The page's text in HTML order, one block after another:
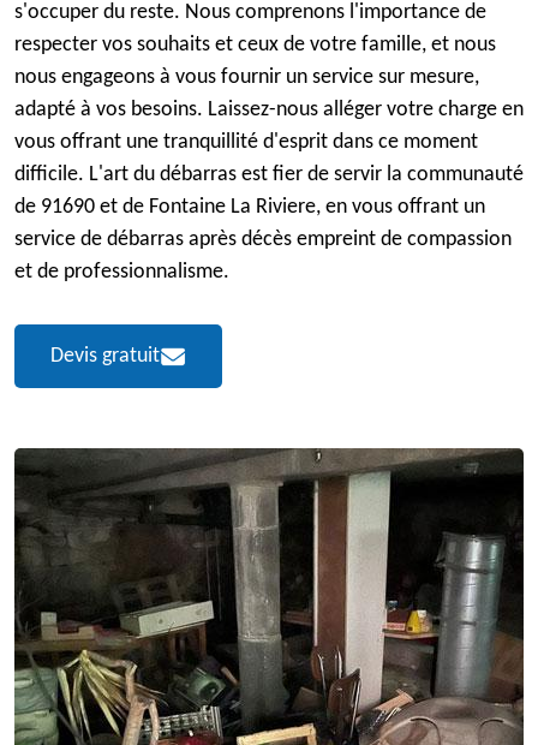
s'occuper du reste. Nous comprenons l'importance de
respecter vos souhaits et ceux de votre famille, et nous
nous engageons à vous fournir un service sur mesure,
adapté à vos besoins. Laissez-nous alléger votre charge en
vous offrant une tranquillité d'esprit dans ce moment
difficile. L'art du débarras est fier de servir la communauté
de 91690 et de Fontaine La Riviere, en vous offrant un
service de débarras après décès empreint de compassion
et de professionnalisme.
Devis gratuit